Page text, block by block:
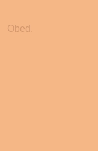
Obed.